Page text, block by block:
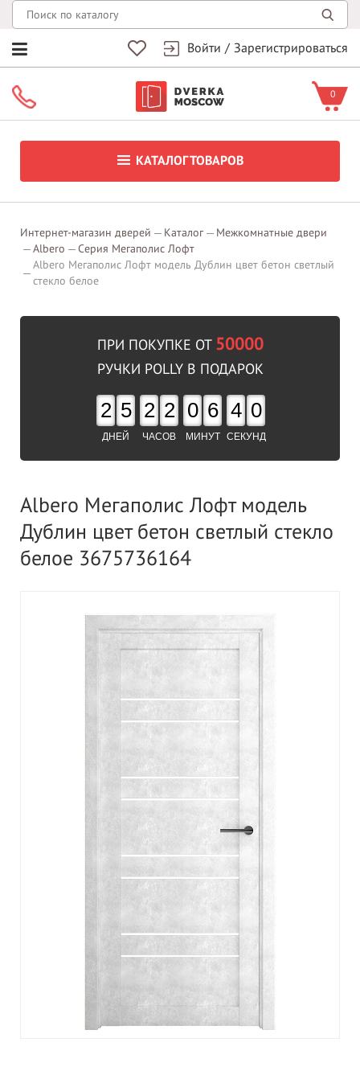
Войти / Зарегистрироваться
0
КАТАЛОГ ТОВАРОВ
Интернет-магазин дверей Каталог
Межкомнатные двери
Albero
Серия Мегаполис Лофт
Albero Мегаполис Лофт модель Дублин цвет бетон светлый
стекло белое
ПРИ ПОКУПКЕ ОТ 50000
РУЧКИ POLLY В ПОДАРОК
2 5
ДНЕЙ
2 2
ЧАСОВ
0 6
МИНУТ
4 0
СЕКУНД
Albero Мегаполис Лофт модель
Дублин цвет бетон светлый стекло
белое 3675736164